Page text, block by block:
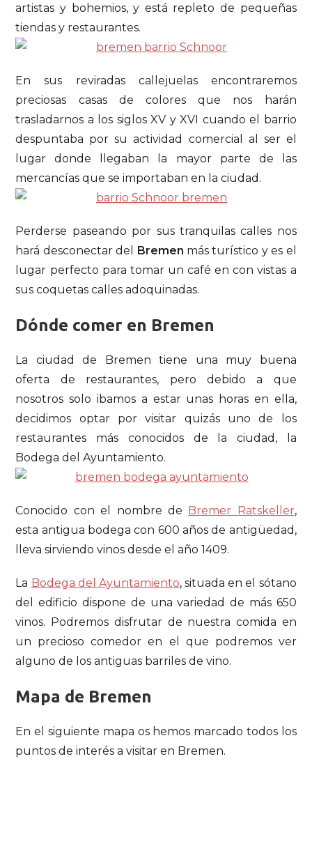
artistas y bohemios, y está repleto de pequeñas
tiendas y restaurantes.
En sus reviradas callejuelas encontraremos
preciosas casas de colores que nos harán
trasladarnos a los siglos XV y XVI cuando el barrio
despuntaba por su actividad comercial al ser el
lugar donde llegaban la mayor parte de las
mercancías que se importaban en la ciudad.
Perderse paseando por sus tranquilas calles nos
hará desconectar del Bremen más turístico y es el
lugar perfecto para tomar un café en con vistas a
sus coquetas calles adoquinadas.
Dónde comer en Bremen
La ciudad de Bremen tiene una muy buena
oferta de restaurantes, pero debido a que
nosotros solo ibamos a estar unas horas en ella,
decidimos optar por visitar quizás uno de los
restaurantes más conocidos de la ciudad, la
Bodega del Ayuntamiento.
Conocido con el nombre de Bremer Ratskeller,
esta antigua bodega con 600 años de antigüedad,
lleva sirviendo vinos desde el año 1409.
La Bodega del Ayuntamiento, situada en el sótano
del edificio dispone de una variedad de más 650
vinos. Podremos disfrutar de nuestra comida en
un precioso comedor en el que podremos ver
alguno de los antiguas barriles de vino.
Mapa de Bremen
En el siguiente mapa os hemos marcado todos los
puntos de interés a visitar en Bremen.